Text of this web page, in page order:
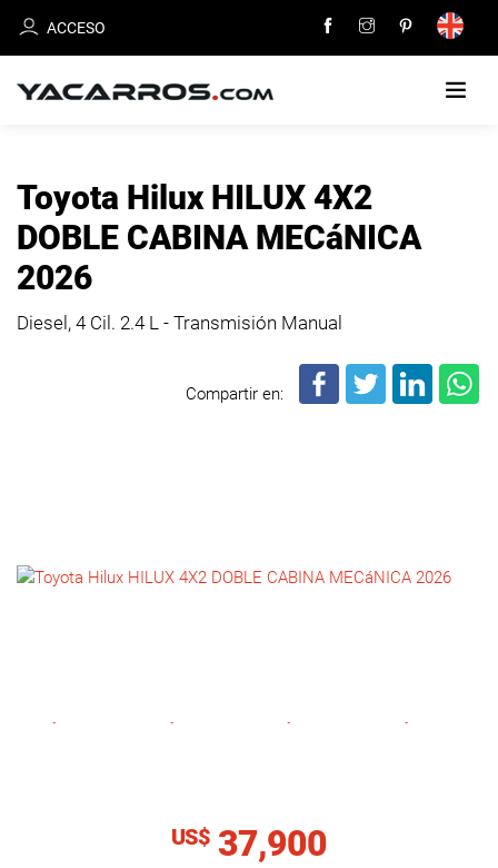
ACCESO
CARROS
EN
VENTA
VENDE
Toyota Hilux HILUX 4X2
DOBLE CABINA MECáNICA
2026
Diesel, 4 Cil. 2.4 L - Transmisión Manual
Compartir en:
US$ 37,900